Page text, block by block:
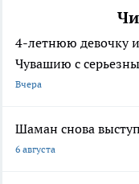
4-летнюю девочку
Чувашию с
Вчера
Шаман снова
6 августа